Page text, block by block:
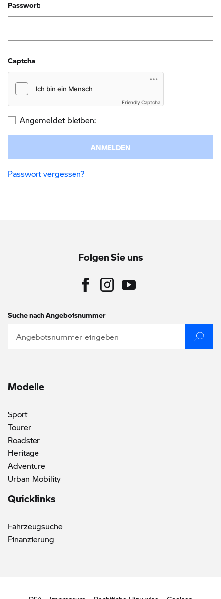
Passwort:
Captcha
Friendly Captcha
Angemeldet bleiben:
Passwort vergessen?
Folgen Sie uns
Suche nach Angebotsnummer
Modelle
Sport
Tourer
Roadster
Heritage
Adventure
Urban Mobility
Quicklinks
Fahrzeugsuche
Finanzierung